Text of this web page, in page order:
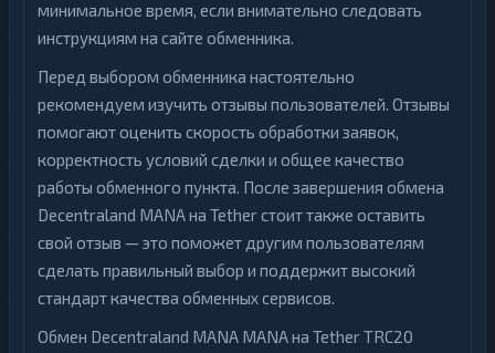
минимальное время, если внимательно следовать
инструкциям на сайте обменника.
Перед выбором обменника настоятельно
рекомендуем изучить отзывы пользователей. Отзывы
помогают оценить скорость обработки заявок,
корректность условий сделки и общее качество
работы обменного пункта. После завершения обмена
Decentraland MANA на Tether стоит также оставить
свой отзыв — это поможет другим пользователям
сделать правильный выбор и поддержит высокий
стандарт качества обменных сервисов.
Обмен Decentraland MANA MANA на Tether TRC20